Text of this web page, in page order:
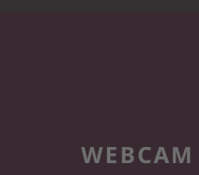
WEBCAM